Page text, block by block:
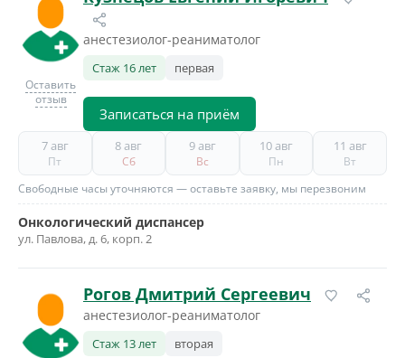
Оставить
отзыв
анестезиолог-реаниматолог
Стаж 16 лет первая
Записаться на приём
7 авг
Пт
8 авг
Сб
9 авг
Вс
10 авг
Пн
11 авг
Вт
Свободные часы уточняются — оставьте заявку, мы перезвоним
Онкологический диспансер
ул. Павлова, д. 6, корп. 2
Рогов Дмитрий Сергеевич
анестезиолог-реаниматолог
Стаж 13 лет вторая